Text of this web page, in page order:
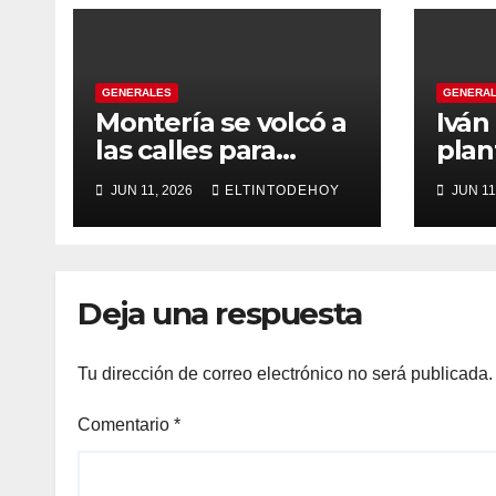
GENERALES
Montería se volcó a
las calles para
recibir a Abelardo
De la Espriella
JUN 11, 2026 ELTINTODEHOY JUN
Deja una respuesta
Tu dirección de correo electrónico no será publicada.
Comentario *